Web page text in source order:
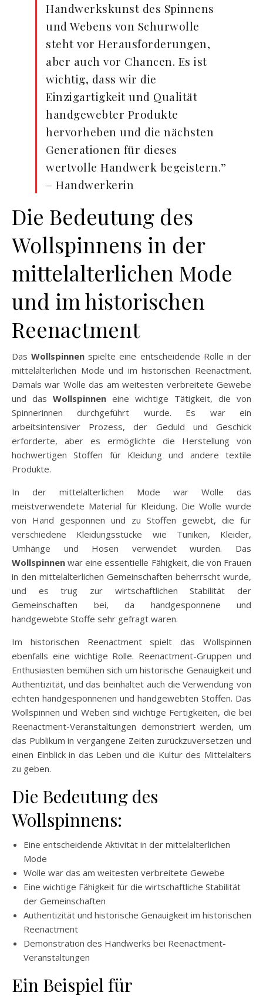
Handwerkskunst des Spinnens
und Webens von Schurwolle
steht vor Herausforderungen,
aber auch vor Chancen. Es ist
wichtig, dass wir die
Einzigartigkeit und Qualität
handgewebter Produkte
hervorheben und die nächsten
Generationen für dieses
wertvolle Handwerk begeistern.”
– Handwerkerin
Die Bedeutung des
Wollspinnens in der
mittelalterlichen Mode
und im historischen
Reenactment
DasWollspinnen spielte eine entscheidende Rolle in der
mittelalterlichen Mode und im historischen Reenactment.
Damals war Wolle das am weitesten verbreitete Gewebe
und das Wollspinnen eine wichtige Tätigkeit, die von
Spinnerinnen durchgeführt wurde. Es war ein
arbeitsintensiver Prozess, der Geduld und Geschick
erforderte, aber es ermöglichte die Herstellung von
hochwertigen Stoffen für Kleidung und andere textile
Produkte.
In der mittelalterlichen Mode war Wolle das
meistverwendete Material für Kleidung. Die Wolle wurde
von Hand gesponnen und zu Stoffen gewebt, die für
verschiedene Kleidungsstücke wie Tuniken, Kleider,
Umhänge und Hosen verwendet wurden. Das
Wollspinnen war eine essentielle Fähigkeit, die von Frauen
in den mittelalterlichen Gemeinschaften beherrscht wurde,
und es trug zur wirtschaftlichen Stabilität der
Gemeinschaften bei, da handgesponnene und
handgewebte Stoffe sehr gefragt waren.
Im historischen Reenactment spielt das Wollspinnen
ebenfalls eine wichtige Rolle. Reenactment-Gruppen und
Enthusiasten bemühen sich um historische Genauigkeit und
Authentizität, und das beinhaltet auch die Verwendung von
echten handgesponnenen und handgewebten Stoffen. Das
Wollspinnen und Weben sind wichtige Fertigkeiten, die bei
Reenactment-Veranstaltungen demonstriert werden, um
das Publikum in vergangene Zeiten zurückzuversetzen und
einen Einblick in das Leben und die Kultur des Mittelalters
zu geben.
Die Bedeutung des
Wollspinnens:
Eine entscheidende Aktivität in der mittelalterlichen
Mode
Wolle war das am weitesten verbreitete Gewebe
Eine wichtige Fähigkeit für die wirtschaftliche Stabilität
der Gemeinschaften
Authentizität und historische Genauigkeit im historischen
Reenactment
Demonstration des Handwerks bei Reenactment-
Veranstaltungen
Ein Beispiel für